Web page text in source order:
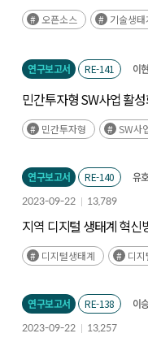
오픈소스 기술생태
연구보고서 RE-141 이
민간투자형 SW사업 활
민간투자형 SW사
연구보고서 RE-140 유
2023-09-22
13,789
지역 디지털 생태계 혁신
디지털생태계 디
연구보고서 RE-138 이
2023-09-22
13,257